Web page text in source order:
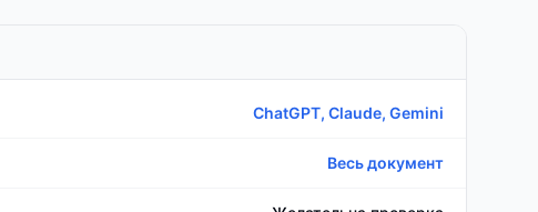
ChatGPT, Claude, Gemini
Весь документ